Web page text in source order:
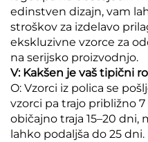
edinstven dizajn, vam
stroškov za izdelavo
ekskluzivne vzorce za
na serijsko proizvodnjo.
V: Kakšen je vaš tipični
O: Vzorci iz polica se
vzorci pa trajo približno
običajno traja 15–20 dni,
lahko podaljša do 25 dni.